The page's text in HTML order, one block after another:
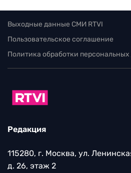
Выходные данные СМИ RTVI
Пользовательское соглашение
Политика обработки
Редакция
115280, г. Москва, ул.
д. 26, этаж 2